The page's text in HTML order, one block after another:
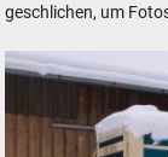
geschlichen, um